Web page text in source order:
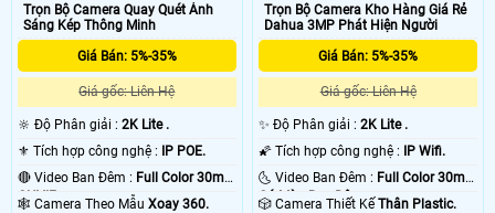
Trọn Bộ Camera Quay Quét Ánh
Sáng Kép Thông Minh
Giá Bán: 5%-35%
Giá gốc: Liên Hệ
🔆 Độ Phân giải : 2K Lite .
⚜️ Tích hợp công nghệ : IP POE.
🔴 Video Ban Đêm : Full Color 30m
ONVIF.
🕸️ Camera Theo Mẫu Xoay 360.
Trọn Bộ Camera Kho Hàng Giá Rẻ
Dahua 3MP Phát Hiện Người
Giá Bán: 5%-35%
Giá gốc: Liên Hệ
✨ Độ Phân giải :2K Lite .
🌠 Tích hợp công nghệ : IP Wifi.
🌜 Video Ban Đêm : Full Color 30m
Có Màu Ban Ðêm.
🎲 Camera Thiết KếThân Plastic.